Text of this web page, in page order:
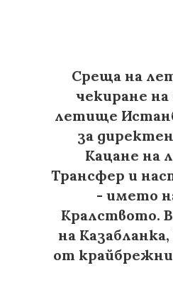
Среща на
чекиране
летище
за
Кацане на
Трансфер и
- името
Кралството.
на
от